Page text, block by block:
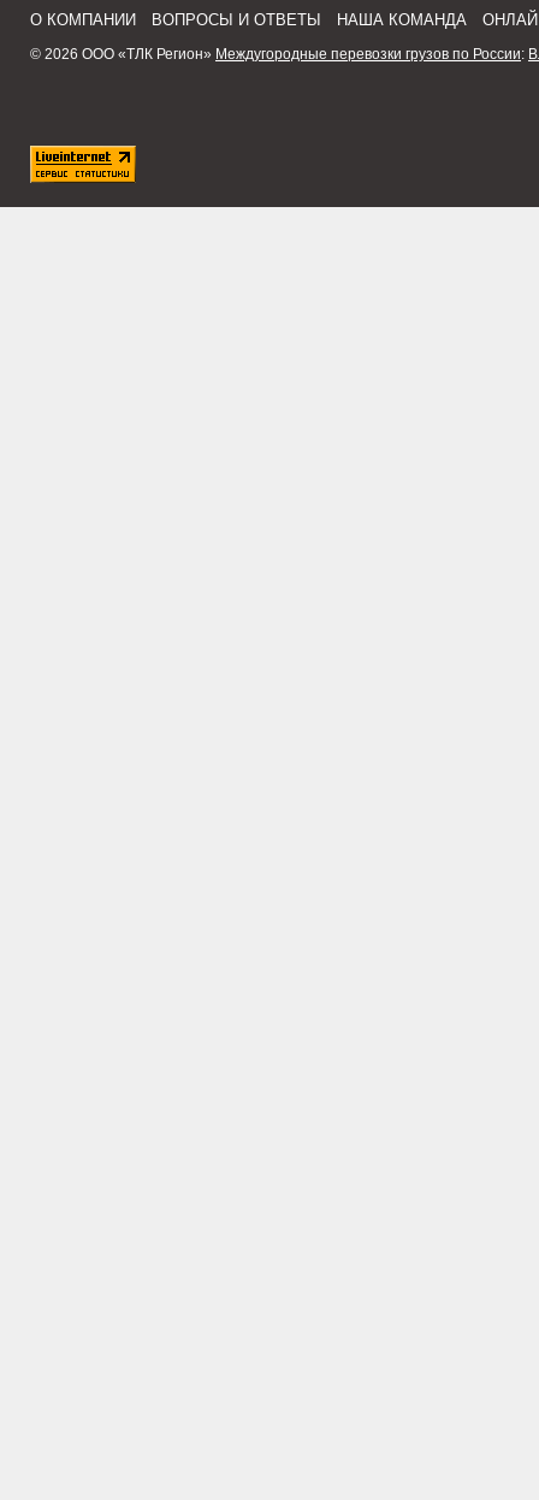
О КОМПАНИИ ВОПРОСЫ И ОТВЕТЫ НАША КОМАНДА
© 2026 ООО «ТЛК Регион» Междугородные перевозки грузов по России: